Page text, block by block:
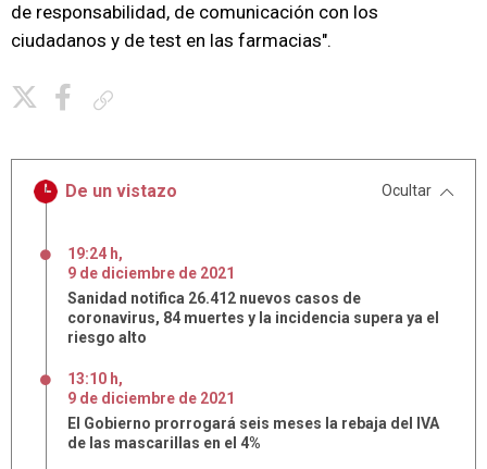
de responsabilidad, de comunicación con los
ciudadanos y de test en las farmacias".
De un vistazo Ocultar
19:24 h,
9 de diciembre de 2021
Sanidad notifica 26.412 nuevos casos de
coronavirus, 84 muertes y la incidencia supera ya el
riesgo alto
13:10 h,
9 de diciembre de 2021
El Gobierno prorrogará seis meses la rebaja del IVA
de las mascarillas en el 4%